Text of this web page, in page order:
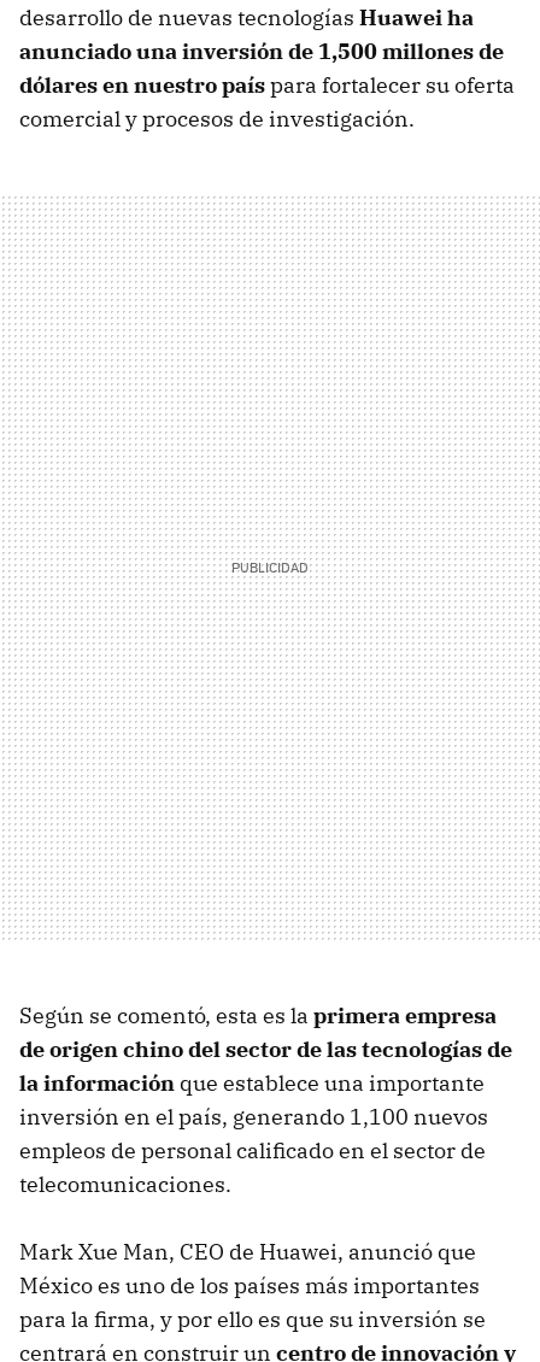
desarrollo de nuevas tecnologías Huawei ha
anunciado una inversión de 1,500 millones de
dólares en nuestro paíspara fortalecer su oferta
comercial y procesos de investigación.
Según se comentó, esta es la primera empresa
de origen chino del sector de las tecnologías de
la información que establece una importante
inversión en el país, generando 1,100 nuevos
empleos de personal calificado en el sector de
telecomunicaciones.
Mark Xue Man, CEO de Huawei, anunció que
México es uno de los países más importantes
para la firma, y por ello es que su inversión se
centrará en construir un centro de innovación y